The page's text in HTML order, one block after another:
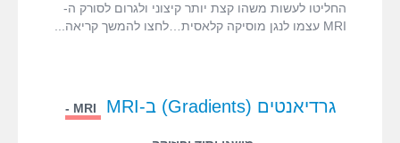
צור קשר
החליטו לעשות משהו קצת יותר קיצוני ולגרום לסורק ה-
MRI עצמו לנגן מוסיקה קלאסית…לחצו להמשך קריאה
גרדיאנטים (Gradients) ב-MRI MRI -